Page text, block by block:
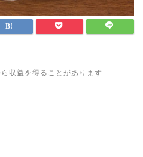
収益を得ることがあります